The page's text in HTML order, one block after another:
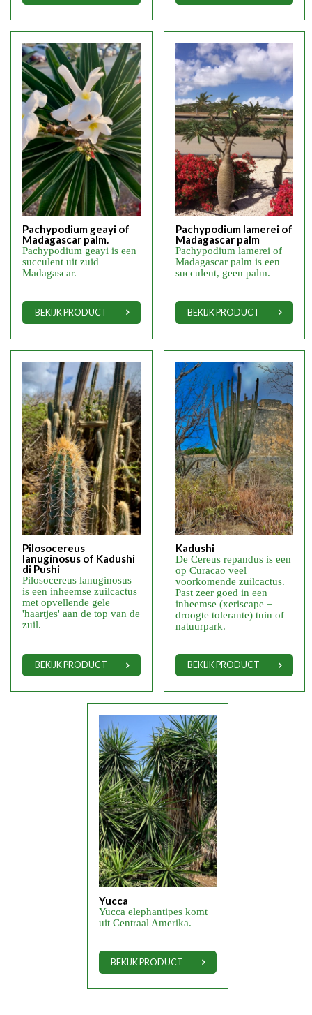
Pachypodium geayi of
Madagascar palm.
Pachypodium geayi is een
succulent uit zuid
Madagascar.
BEKIJK PRODUCT
Pachypodium lamerei of
Madagascar palm
Pachypodium lamerei of
Madagascar palm is een
succulent, geen palm.
BEKIJK PRODUCT
Pilosocereus
lanuginosus of Kadushi
di Pushi
Pilosocereus lanuginosus
is een inheemse zuilcactus
met opvellende gele
'haartjes' aan de top van de
zuil.
BEKIJK PRODUCT
Kadushi
De Cereus repandus is een
op Curacao veel
voorkomende zuilcactus.
Past zeer goed in een
inheemse (xeriscape =
droogte tolerante) tuin of
natuurpark.
BEKIJK PRODUCT
Yucca
Yucca elephantipes komt
uit Centraal Amerika.
BEKIJK PRODUCT